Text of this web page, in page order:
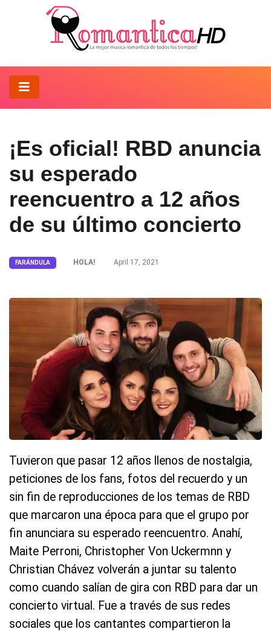
¡Es oficial! RBD anuncia
su esperado
reencuentro a 12 años
de su último concierto
FARÁNDULA HOLA! April 17, 2021
Tuvieron que pasar 12 años llenos de nostalgia,
peticiones de los fans, fotos del recuerdo y un
sin fin de reproducciones de los temas de RBD
que marcaron una época para que el grupo por
fin anunciara su esperado reencuentro. Anahí,
Maite Perroni, Christopher Von Uckermnn y
Christian Chávez volverán a juntar su talento
como cuando salían de gira con RBD para dar un
concierto virtual. Fue a través de sus redes
sociales que los cantantes compartieron la